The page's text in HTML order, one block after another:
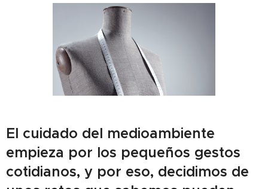
El cuidado del medioambiente
empieza por los pequeños gestos
cotidianos, y por eso, decidimos de